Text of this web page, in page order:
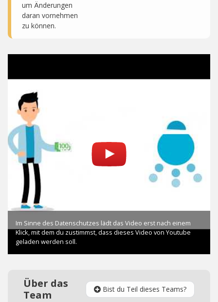
um Änderungen
daran vornehmen
zu können.
Über das
Team
Bist du Teil dieses Teams?